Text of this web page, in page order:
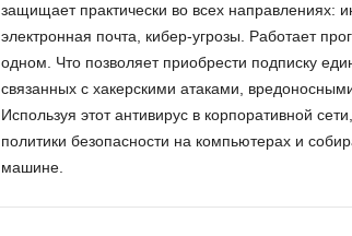
защищает практически во всех направлениях:
электронная почта, кибер-угрозы. Работает
одном. Что позволяет приобрести подписку
связанных с хакерскими атаками,
Используя этот антивирус в корпоративной
политики безопасности на компьютерах и
машине.